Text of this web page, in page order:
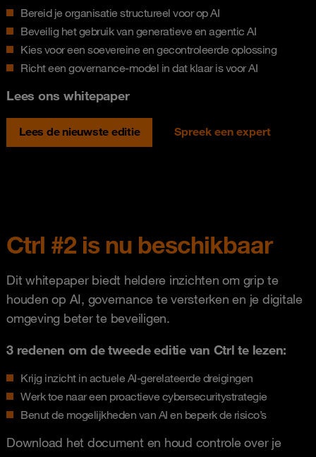
Bereid je organisatie structureel voor op AI
Beveilig het gebruik van generatieve en agentic AI
Kies voor een soevereine en gecontroleerde oplossing
Richt een governance‑model in dat klaar is voor AI
Lees ons whitepaper
Lees de nieuwste editie Spreek een expert
Ctrl #2 is nu beschikbaar
Dit whitepaper biedt heldere inzichten om grip te
houden op AI, governance te versterken en je digitale
omgeving beter te beveiligen.
3 redenen om de tweede editie van Ctrl te lezen:
Krijg inzicht in actuele AI‑gerelateerde dreigingen
Werk toe naar een proactieve cybersecuritystrategie
Benut de mogelijkheden van AI en beperk de risico’s
Download het document en houd controle over je